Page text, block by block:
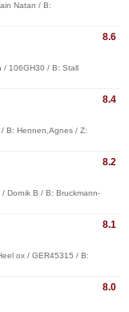
Natan / B:
8.6
/ 106GH30 / B: Stall
8.4
B: Hennen,Agnes / Z:
8.2
Dornik B / B: Bruckmann-
8.1
ox / GER45315 / B:
8.0